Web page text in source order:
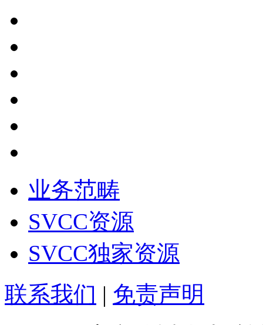
业务范畴
SVCC资源
SVCC独家资源
联系我们 | 免责声明